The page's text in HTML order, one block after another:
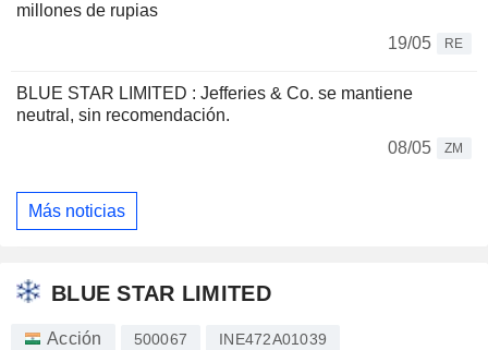
millones de rupias
19/05
RE
BLUE STAR LIMITED : Jefferies & Co. se mantiene
neutral, sin recomendación.
08/05
ZM
Más noticias
BLUE STAR LIMITED
Acción 500067 INE472A01039